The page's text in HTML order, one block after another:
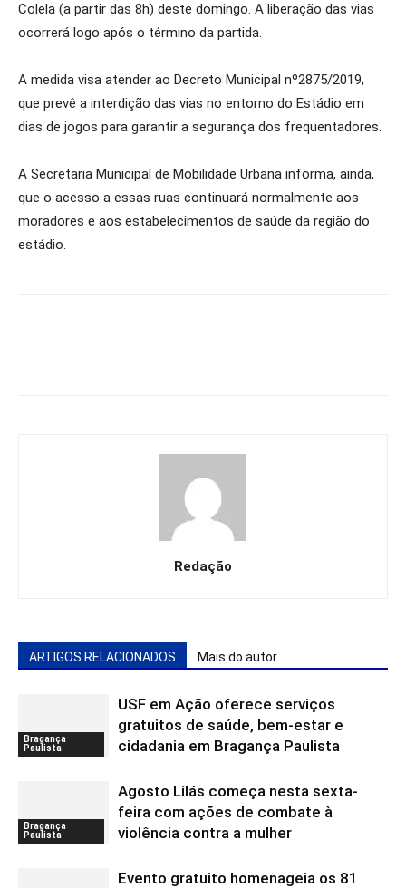
Colela (a partir das 8h) deste domingo. A liberação das vias
ocorrerá logo após o término da partida.
A medida visa atender ao Decreto Municipal nº2875/2019,
que prevê a interdição das vias no entorno do Estádio em
dias de jogos para garantir a segurança dos frequentadores.
A Secretaria Municipal de Mobilidade Urbana informa, ainda,
que o acesso a essas ruas continuará normalmente aos
moradores e aos estabelecimentos de saúde da região do
estádio.
Redação
ARTIGOS RELACIONADOS Mais do autor
Bragança
Paulista
USF em Ação oferece serviços
gratuitos de saúde, bem-estar e
cidadania em Bragança Paulista
Bragança
Paulista
Agosto Lilás começa nesta sexta-
feira com ações de combate à
violência contra a mulher
Evento gratuito homenageia os 81